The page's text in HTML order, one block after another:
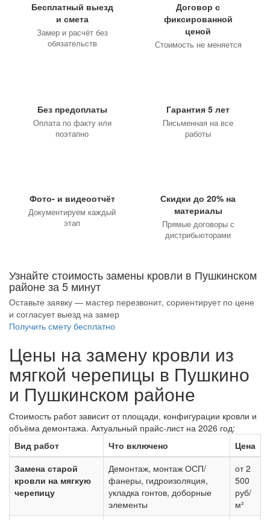
Бесплатный выезд
и смета
Замер и расчёт без
обязательств
Договор с
фиксированной
ценой
Стоимость не меняется
Без предоплаты
Оплата по факту или
поэтапно
Гарантия 5 лет
Письменная на все
работы
Фото- и видеоотчёт
Документируем каждый
этап
Скидки до 20% на
материалы
Прямые договоры с
дистрибьюторами
Узнайте стоимость замены кровли в Пушкинском
районе за 5 минут
Оставьте заявку — мастер перезвонит, сориентирует по цене
и согласует выезд на замер
Получить смету бесплатно
Цены на замену кровли из
мягкой черепицы в Пушкино
и Пушкинском районе
Стоимость работ зависит от площади, конфигурации кровли и
объёма демонтажа. Актуальный прайс-лист на 2026 год:
Вид работ
Что включено
Цена
Замена старой
кровли на мягкую
черепицу
Демонтаж, монтаж ОСП/
фанеры, гидроизоляция,
укладка гонтов, доборные
элементы
от 2
500
руб/
м²